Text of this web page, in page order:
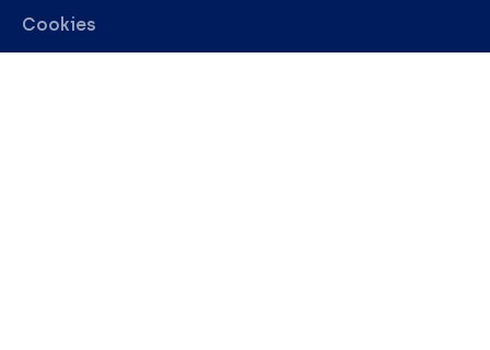
Cookies